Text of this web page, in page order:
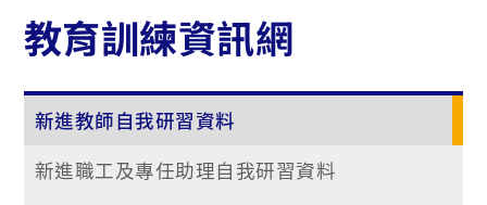
教育訓練資訊網
新進教師自我研習資料
新進職工及專任助理自我研習資料